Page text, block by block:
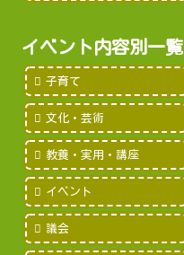
イベント内容別一覧
子育て
文化・芸術
教養・実用・講座
イベント
議会